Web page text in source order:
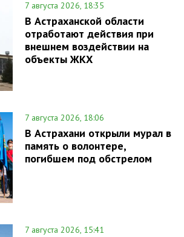
7 августа 2026, 18:35
В Астраханской области
отработают действия при
внешнем воздействии на
объекты ЖКХ
7 августа 2026, 18:06
В Астрахани открыли мурал в
память о волонтере,
погибшем под обстрелом
7 августа 2026, 15:41